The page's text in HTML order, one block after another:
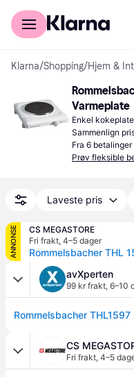
For kunder
Klarna/Shopping/Hjem &
Varmeplate
Enkel
Sammenlign
Fra 6 betalinger
Prøv fleksible
Laveste pris
ANNONSE
CS MEGASTORE
Fri frakt, 4–5 dager
avXperten
99 kr frakt, 6–10
CS
Fri frakt, 4–5